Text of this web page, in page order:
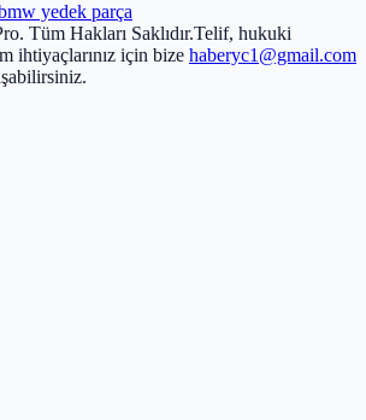
yedek parça
Tüm Hakları Saklıdır.Telif, hukuki
ihtiyaçlarınız için bize haberyc1@gmail.com